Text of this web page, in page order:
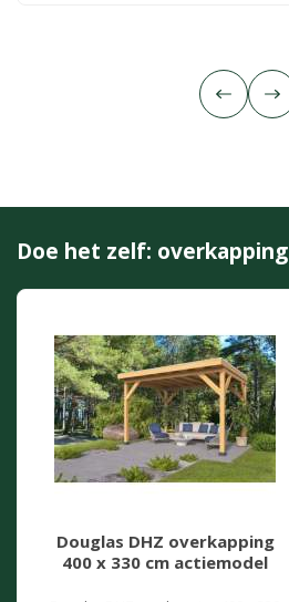
Doe het zelf:
Douglas DHZ overkapping
400 x 330 cm actiemodel